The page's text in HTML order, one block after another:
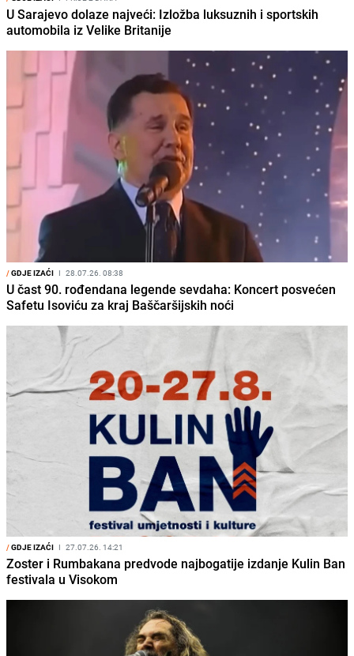
U Sarajevo dolaze najveći: Izložba luksuznih i sportskih
automobila iz Velike Britanije
/GDJE IZAĆI I 28.07.26. 08:38
U čast 90. rođendana legende sevdaha: Koncert posvećen
Safetu Isoviću za kraj Baščaršijskih noći
/GDJE IZAĆI I 27.07.26. 14:21
Zoster i Rumbakana predvode najbogatije izdanje Kulin Ban
festivala u Visokom